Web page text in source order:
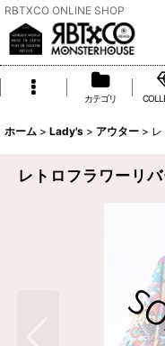
RBTXCO ONLINE SHOP
カテゴリ
ホーム > Lady's > アウター >
レトロフラワーリ